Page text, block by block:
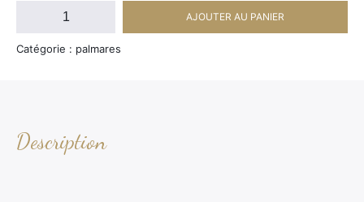
quantité
2026_FSGT_Dimanche_palmares071
AJOUTER AU PANIER
Catégorie : palmares
Description